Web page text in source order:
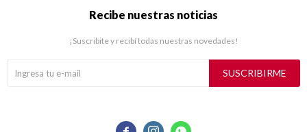
Recibe nuestras noticias
¡Suscribite y recibí todas nuestras novedades!
SUSCRIBIRME